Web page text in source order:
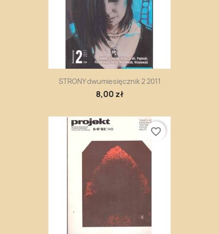
STRONY dwumiesięcznik 2 2011
8,00 zł
favorite_border